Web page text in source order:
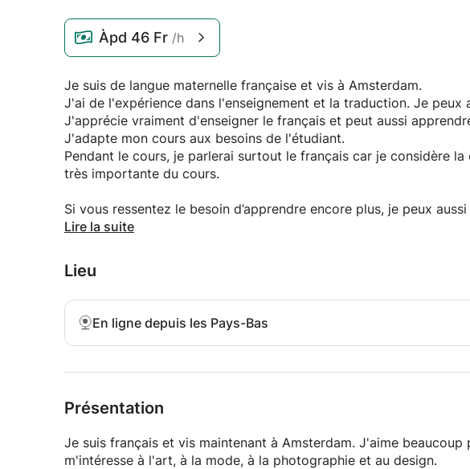
Àpd 46 Fr /h
Je suis de langue maternelle française et vis à Amsterdam.
J'ai de l'expérience dans l'enseignement et la traduction. Je peux
J'apprécie vraiment d'enseigner le français et peut aussi
J'adapte mon cours aux besoins de l'étudiant.
Pendant le cours, je parlerai surtout le français car je considère
très importante du cours.
Si vous ressentez le besoin d’apprendre encore plus, je peux
exercices de grammaire spécifiques, et je peux vous
Lire la suite
Lieu
En ligne depuis les Pays-Bas
Présentation
Je suis français et vis maintenant à Amsterdam. J'aime
m'intéresse à l'art, à la mode, à la photographie et au design.